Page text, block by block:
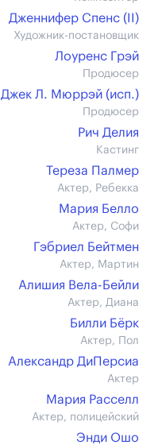
Дженнифер Спенс (II)
Художник-постановщик
Лоуренс Грэй
Продюсер
Джек Л. Мюррэй (иcп.)
Продюсер
Рич Делия
Кастинг
Тереза Палмер
Актер, Ребекка
Мария Белло
Актер, Софи
Гэбриел Бейтмен
Актер, Мартин
Алишия Вела-Бейли
Актер, Диана
Билли Бёрк
Актер, Пол
Александр ДиПерсиа
Актер
Мария Расселл
Актер, полицейский
Энди Ошо